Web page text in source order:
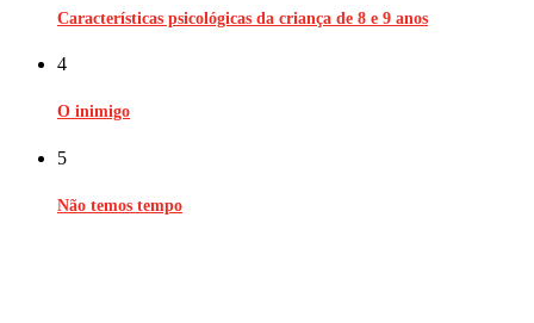
Características psicológicas da criança de 8 e 9 anos
4
O inimigo
5
Não temos tempo